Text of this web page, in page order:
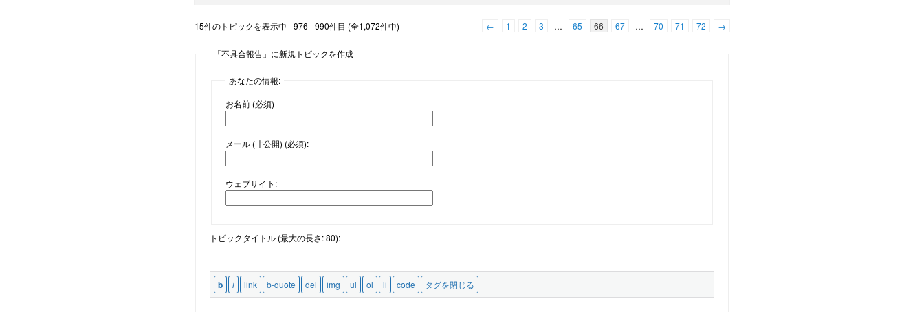
15件のトピックを表示中 - 976 - 990件目 (全1,072件中) ← 1 2 3 … 65 66 67 … 70 71 72 →
「不具合報告」に新規トピックを作成
あなたの情報:
お名前 (必須)
メール (非公開) (必須):
ウェブサイト:
トピックタイトル (最大の長さ: 80):